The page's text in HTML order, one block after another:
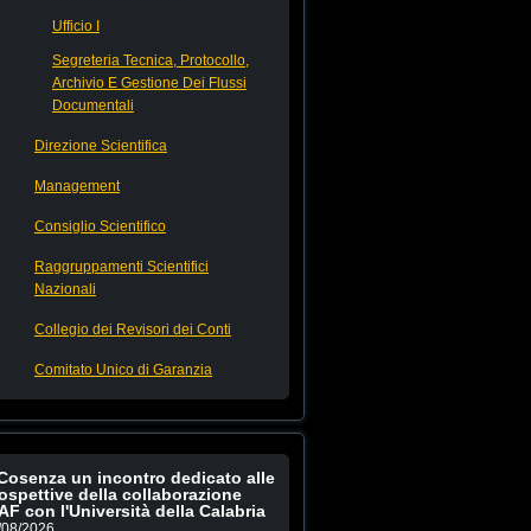
Ufficio I
Segreteria Tecnica, Protocollo,
Archivio E Gestione Dei Flussi
Documentali
Direzione Scientifica
Management
Consiglio Scientifico
Raggruppamenti Scientifici
Nazionali
Collegio dei Revisori dei Conti
Comitato Unico di Garanzia
un incontro dedicato alle
della collaborazione
con l'Università della Calabria